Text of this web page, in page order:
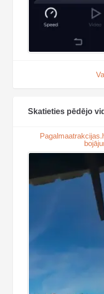
Skatieties pēdējo